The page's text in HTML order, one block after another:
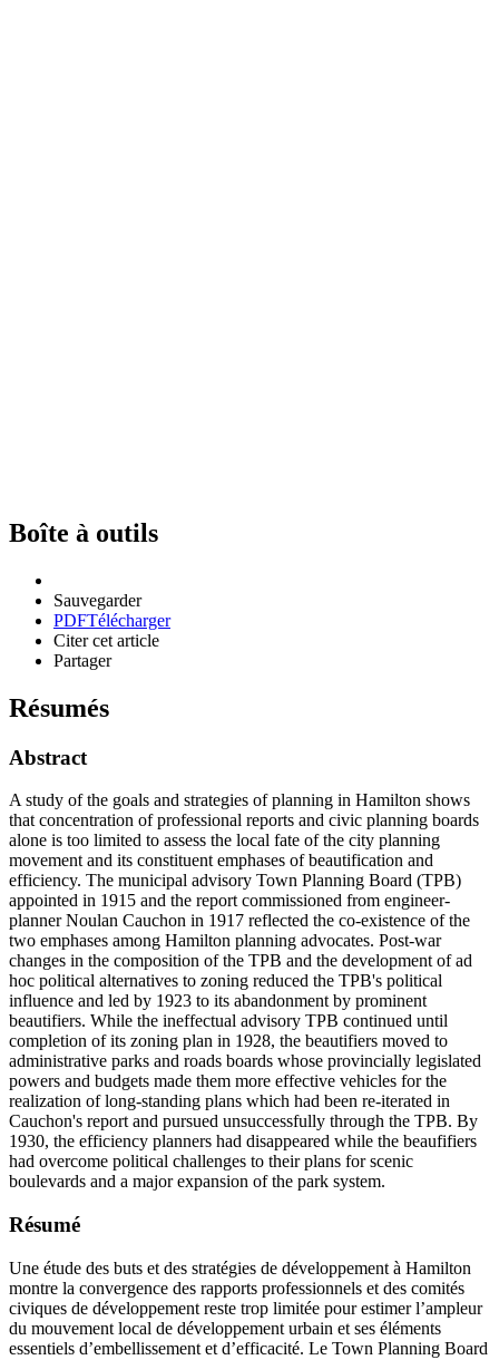
Boîte à outils
Sauvegarder
PDFTélécharger
Citer cet article
Partager
Résumés
Abstract
A study of the goals and strategies of planning in Hamilton shows
that concentration of professional reports and civic planning boards
alone is too limited to assess the local fate of the city planning
movement and its constituent emphases of beautification and
efficiency. The municipal advisory Town Planning Board (TPB)
appointed in 1915 and the report commissioned from engineer-
planner Noulan Cauchon in 1917 reflected the co-existence of the
two emphases among Hamilton planning advocates. Post-war
changes in the composition of the TPB and the development of ad
hoc political alternatives to zoning reduced the TPB's political
influence and led by 1923 to its abandonment by prominent
beautifiers. While the ineffectual advisory TPB continued until
completion of its zoning plan in 1928, the beautifiers moved to
administrative parks and roads boards whose provincially legislated
powers and budgets made them more effective vehicles for the
realization of long-standing plans which had been re-iterated in
Cauchon's report and pursued unsuccessfully through the TPB. By
1930, the efficiency planners had disappeared while the beaufifiers
had overcome political challenges to their plans for scenic
boulevards and a major expansion of the park system.
Résumé
Une étude des buts et des stratégies de développement à Hamilton
montre la convergence des rapports professionnels et des comités
civiques de développement reste trop limitée pour estimer l’ampleur
du mouvement local de développement urbain et ses éléments
essentiels d’embellissement et d’efficacité. Le Town Planning Board